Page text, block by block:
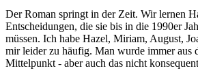
Der Roman springt in der Zeit. Wir lernen
Entscheidungen, die sie bis in die 1990er
müssen. Ich habe Hazel, Miriam, August,
mir leider zu häufig. Man wurde immer aus
Mittelpunkt - aber auch das nicht